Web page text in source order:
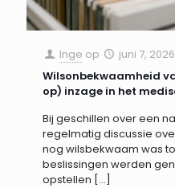
Inge op
juni 7, 2026
Wilsonbekwaamheid
op) inzage in het
Bij geschillen over een
regelmatig discussie
nog wilsbekwaam was
beslissingen werden
opstellen […]